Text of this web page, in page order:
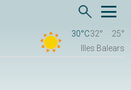
30°C32°
25°
Illes Balears